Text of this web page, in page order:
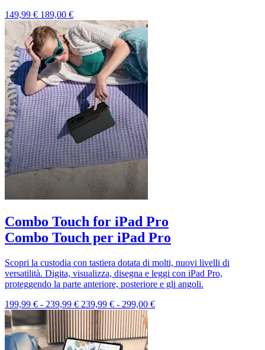
149,99 € 189,00 €
Combo Touch for iPad Pro
Combo Touch per iPad Pro
Scopri la custodia con tastiera dotata di molti, nuovi livelli di
versatilità. Digita, visualizza, disegna e leggi con iPad Pro,
proteggendo la parte anteriore, posteriore e gli angoli.
199,99 € - 239,99 € 239,99 € - 299,00 €